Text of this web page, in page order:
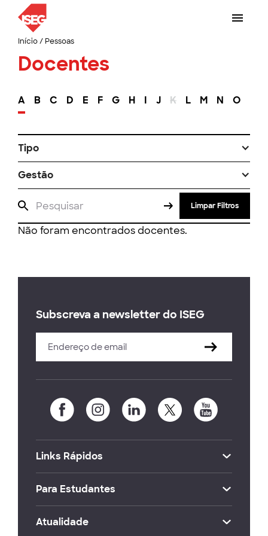
Início/ Pessoas
Docentes
A B C D E F G H I J K L M N O
Tipo
Gestão
Limpar Filtros
Não foram encontrados docentes.
Subscreva a newsletter do ISEG
Links Rápidos
Para Estudantes
Atualidade